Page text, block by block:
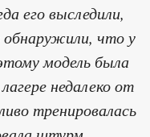
его выследили,
что у
модель была
недалеко от
тренировалась